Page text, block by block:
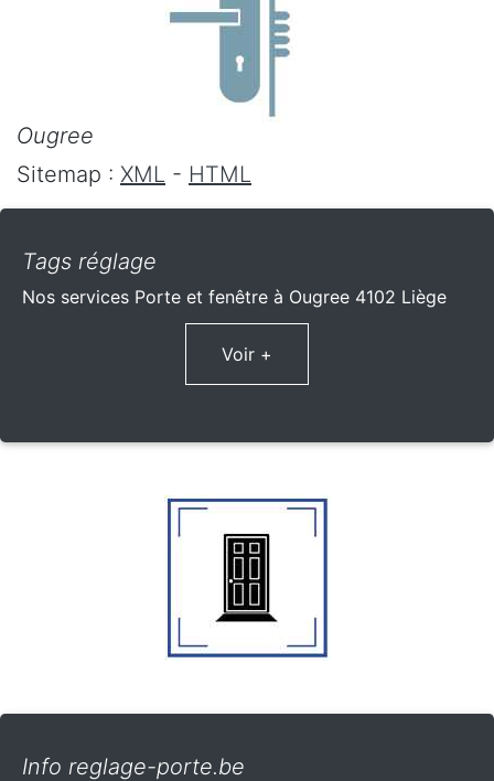
Ougree
Sitemap : XML - HTML
Tags réglage
Nos services Porte et fenêtre à Ougree 4102 Liège
Voir +
Info reglage-porte.be